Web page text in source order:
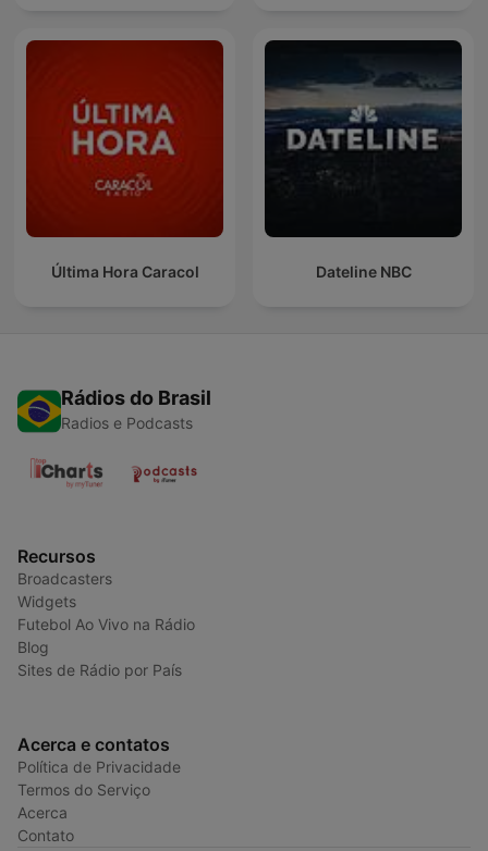
Última Hora Caracol Dateline NBC
Rádios do Brasil
Radios e Podcasts
Recursos
Broadcasters
Widgets
Futebol Ao Vivo na Rádio
Blog
Sites de Rádio por País
Acerca e contatos
Política de Privacidade
Termos do Serviço
Acerca
Contato